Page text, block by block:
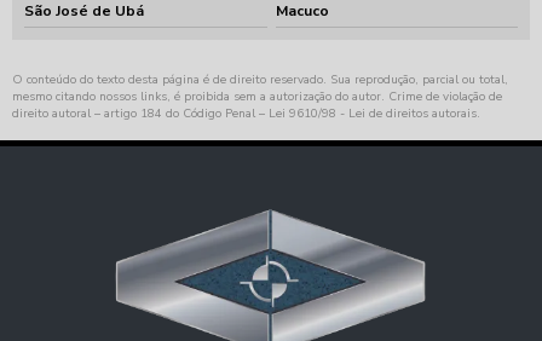
São José de Ubá Macuco
O conteúdo do texto desta página é de direito reservado. Sua reprodução, parcial ou total,
mesmo citando nossos links, é proibida sem a autorização do autor. Crime de violação de
direito autoral – artigo 184 do Código Penal – Lei 9610/98 - Lei de direitos autorais.